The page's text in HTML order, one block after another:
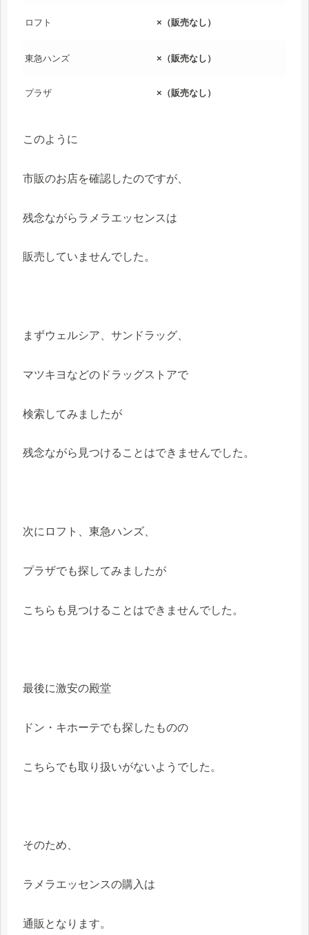
ロフト ×（販売なし）
東急ハンズ ×（販売なし）
プラザ ×（販売なし）
このように
市販のお店を確認したのですが、
残念ながらラメラエッセンスは
販売していませんでした。
まずウェルシア、サンドラッグ、
マツキヨなどのドラッグストアで
検索してみましたが
残念ながら見つけることはできませんでした。
次にロフト、東急ハンズ、
プラザでも探してみましたが
こちらも見つけることはできませんでした。
最後に激安の殿堂
ドン・キホーテでも探したものの
こちらでも取り扱いがないようでした。
そのため、
ラメラエッセンスの購入は
通販となります。